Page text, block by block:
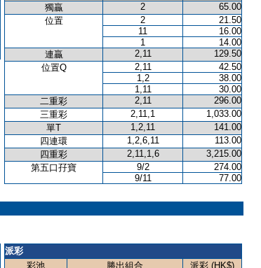
獨贏
2
65.00
位置
2
21.50
11
16.00
1
14.00
連贏
2,11
129.50
位置Q
2,11
42.50
1,2
38.00
1,11
30.00
二重彩
2,11
296.00
三重彩
2,11,1
1,033.00
單T
1,2,11
141.00
四連環
1,2,6,11
113.00
四重彩
2,11,1,6
3,215.00
第五口孖寶
9/2
274.00
9/11
77.00
派彩
彩池
勝出組合
派彩 (HK$)